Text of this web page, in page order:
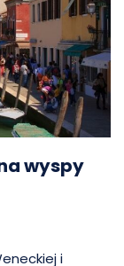
wyspy
i